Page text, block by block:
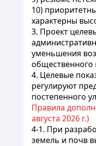
10)
характерны
3. Проект
уменьшения
общественного
4. Целевые
регулируют
постепенного
Правила
августа 2026 г.)
4-1. При
земель и почв